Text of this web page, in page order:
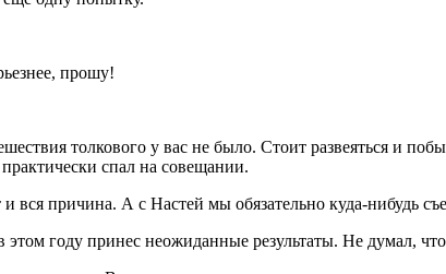
прошу!
толкового у вас не было. Стоит развеяться и
спал на совещании.
причина. А с Настей мы обязательно куда-нибудь
году принес неожиданные результаты. Не думал,